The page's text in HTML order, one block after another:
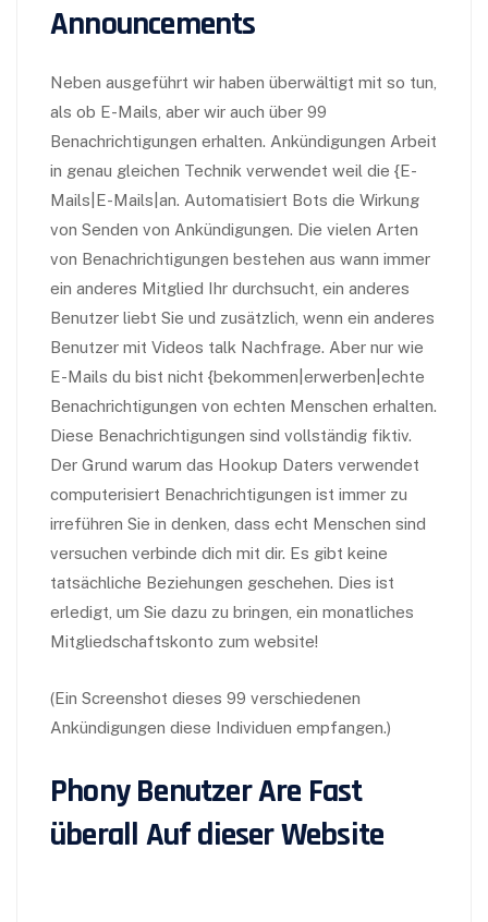
Announcements
Neben ausgeführt wir haben überwältigt mit so tun,
als ob E-Mails, aber wir auch über 99
Benachrichtigungen erhalten. Ankündigungen Arbeit
in genau gleichen Technik verwendet weil die {E-
Mails|E-Mails|an. Automatisiert Bots die Wirkung
von Senden von Ankündigungen. Die vielen Arten
von Benachrichtigungen bestehen aus wann immer
ein anderes Mitglied Ihr durchsucht, ein anderes
Benutzer liebt Sie und zusätzlich, wenn ein anderes
Benutzer mit Videos talk Nachfrage. Aber nur wie
E-Mails du bist nicht {bekommen|erwerben|echte
Benachrichtigungen von echten Menschen erhalten.
Diese Benachrichtigungen sind vollständig fiktiv.
Der Grund warum das Hookup Daters verwendet
computerisiert Benachrichtigungen ist immer zu
irreführen Sie in denken, dass echt Menschen sind
versuchen verbinde dich mit dir. Es gibt keine
tatsächliche Beziehungen geschehen. Dies ist
erledigt, um Sie dazu zu bringen, ein monatliches
Mitgliedschaftskonto zum website!
(Ein Screenshot dieses 99 verschiedenen
Ankündigungen diese Individuen empfangen.)
Phony Benutzer Are Fast
überall Auf dieser Website